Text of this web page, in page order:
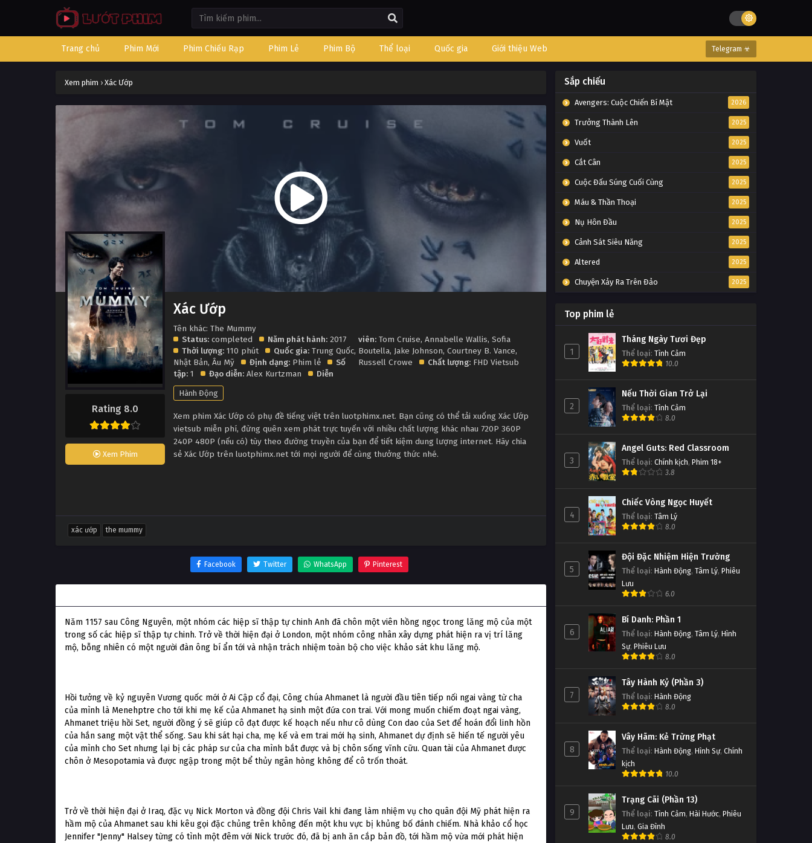
Trang chủ Phim Mới Phim Chiếu Rạp Phim Lẻ Phim Bộ Thể loại Quốc gia Giới thiệu Web Telegram ☣
Xem phim › Xác Ướp
Rating 8.0
Xem Phim
Xác Ướp
Tên khác: The Mummy
Status: completed Năm phát hành: 2017
Thời lượng: 110 phút Quốc gia: Trung Quốc,
Nhật Bản, Âu Mỹ Định dạng: Phim lẻ
Số
tập: 1 Đạo diễn: Alex Kurtzman Diễn
viên: Tom Cruise, Annabelle Wallis, Sofia
Boutella, Jake Johnson, Courtney B. Vance,
Russell Crowe
Chất lượng: FHD Vietsub
Hành Động
Xem phim Xác Ướp có phụ đề tiếng việt trên luotphimx.net. Bạn cũng có thể tải xuống Xác Ướp
vietsub miễn phí, đừng quên xem phát trực tuyến với nhiều chất lượng khác nhau 720P 360P
240P 480P (nếu có) tùy theo đường truyền của bạn để tiết kiệm dung lượng internet. Hãy chia
sẻ Xác Ướp trên luotphimx.net tới mọi người để cùng thưởng thức nhé.
xác ướp the mummy
Facebook Twitter WhatsApp Pinterest
Năm 1157 sau Công Nguyên, một nhóm các hiệp sĩ thập tự chinh Anh đã chôn một viên hồng ngọc trong lăng mộ của một
trong số các hiệp sĩ thập tự chinh. Trở về thời hiện đại ở London, một nhóm công nhân xây dựng phát hiện ra vị trí lăng
mộ, bỗng nhiên có một người đàn ông bí ẩn tới và nhận trách nhiệm toàn bộ cho việc khảo sát khu lăng mộ.
Hồi tưởng về kỷ nguyên Vương quốc mới ở Ai Cập cổ đại, Công chúa Ahmanet là người đầu tiên tiếp nối ngai vàng từ cha
của mình là Menehptre cho tới khi mẹ kế của Ahmanet hạ sinh một đứa con trai. Với mong muốn chiếm đoạt ngai vàng,
Ahmanet triệu hồi Set, người đồng ý sẽ giúp cô đạt được kế hoạch nếu như cô dùng Con dao của Set để hoán đổi linh hồn
của hắn sang một vật thể sống. Sau khi sát hại cha, mẹ kế và em trai mới hạ sinh, Ahmanet dự định sẽ hiến tế người yêu
của mình cho Set nhưng lại bị các pháp sư của cha mình bắt được và bị chôn sống vĩnh cữu. Quan tài của Ahmanet được
chôn ở Mesopotamia và được ngập trong một bể thủy ngân hòng không để cô trốn thoát.
Trở về thời hiện đại ở Iraq, đặc vụ Nick Morton và đồng đội Chris Vail khi đang làm nhiệm vụ cho quân đội Mỹ phát hiện ra
hầm mộ của Ahmanet sau khi kêu gọi đặc chủng trên không đến một khu vực bị khủng bố đánh chiếm. Nhà khảo cổ học
Jennifer "Jenny" Halsey từng có tình một đêm với Nick trước đó, đã bị anh ăn cắp bản đồ, tới hầm mộ vừa mới phát hiện
Sắp chiếu
Avengers: Cuộc Chiến Bí Mật 2026
Trưởng Thành Lên 2025
Vuốt 2025
Cắt Cân 2025
Cuộc Đấu Súng Cuối Cùng 2025
Máu & Thần Thoại 2025
Nụ Hôn Đầu 2025
Cảnh Sát Siêu Năng 2025
Altered 2025
Chuyện Xảy Ra Trên Đảo 2025
Top phim lẻ
1
Tháng Ngày Tươi Đẹp
Thể loại: Tình Cảm
10.0
2
Nếu Thời Gian Trở Lại
Thể loại: Tình Cảm
8.0
3
Angel Guts: Red Classroom
Thể loại: Chính kịch, Phim 18+
3.8
4
Chiếc Vòng Ngọc Huyết
Thể loại: Tâm Lý
8.0
5
Đội Đặc Nhiệm Hiện Trường
Thể loại: Hành Động, Tâm Lý, Phiêu
Lưu
6.0
6
Bí Danh: Phần 1
Thể loại: Hành Động, Tâm Lý, Hình
Sự, Phiêu Lưu
8.0
7
Tây Hành Kỷ (Phần 3)
Thể loại: Hành Động
8.0
8
Vây Hãm: Kẻ Trừng Phạt
Thể loại: Hành Động, Hình Sự, Chính
kịch
10.0
9
Trạng Cãi (Phần 13)
Thể loại: Tình Cảm, Hài Hước, Phiêu
Lưu, Gia Đình
8.0